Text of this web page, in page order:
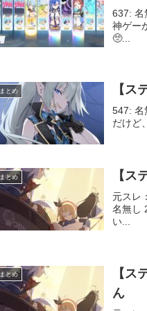
637: 名
神ゲー
🥺...
まとめ 【ス
547: 名
だけど
まとめ 【ス
元スレ
名無し
い...
まとめ
【ス
ん